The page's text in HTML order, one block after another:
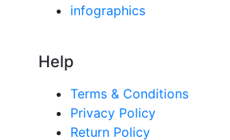
infographics
Help
Terms & Conditions
Privacy Policy
Return Policy